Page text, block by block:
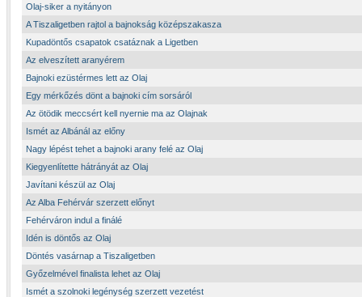
Olaj-siker a nyitányon
A Tiszaligetben rajtol a bajnokság középszakasza
Kupadöntős csapatok csatáznak a Ligetben
Az elveszített aranyérem
Bajnoki ezüstérmes lett az Olaj
Egy mérkőzés dönt a bajnoki cím sorsáról
Az ötödik meccsért kell nyernie ma az Olajnak
Ismét az Albánál az előny
Nagy lépést tehet a bajnoki arany felé az Olaj
Kiegyenlítette hátrányát az Olaj
Javítani készül az Olaj
Az Alba Fehérvár szerzett előnyt
Fehérváron indul a finálé
Idén is döntős az Olaj
Döntés vasárnap a Tiszaligetben
Győzelmével finalista lehet az Olaj
Ismét a szolnoki legénység szerzett vezetést